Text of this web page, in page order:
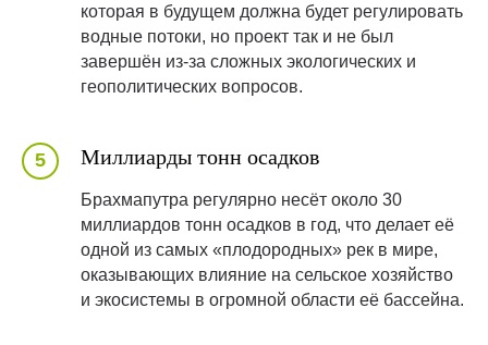
которая в будущем должна будет регулировать
водные потоки, но проект так и не был
завершён из-за сложных экологических и
геополитических вопросов.
Миллиарды тонн осадков
Брахмапутра регулярно несёт около 30
миллиардов тонн осадков в год, что делает её
одной из самых «плодородных» рек в мире,
оказывающих влияние на сельское хозяйство
и экосистемы в огромной области её бассейна.